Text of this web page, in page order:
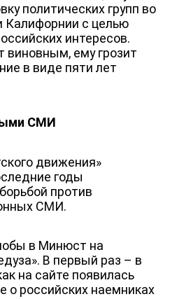
политических групп во
с целью
интересов.
виновным, ему грозит
в виде пяти лет
СМИ
движения»
годы
против
СМИ.
в Минюст на
В первый раз – в
на сайте появилась
о российских наемниках